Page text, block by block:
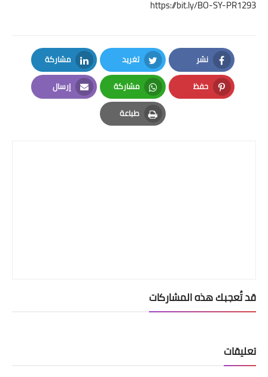
https://bit.ly/BO-SY-PR1293
نشر
Facebook
تغريد
Twitter
مشاركة
LinkedIn
حفظ
Pinterest
مشاركة
Whatsapp
إرسال
Email
طباعة
Print
قد تُعجبك هذه المشاركات
تعليقات